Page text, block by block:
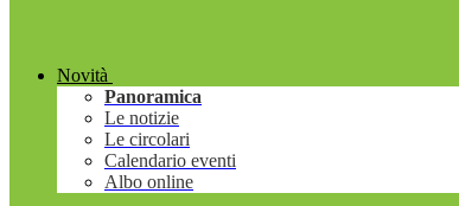
Novità
Panoramica
Le notizie
Le circolari
Calendario eventi
Albo online